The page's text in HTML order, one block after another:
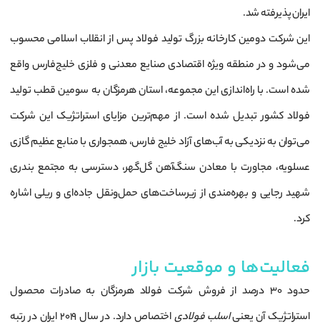
ایران پذیرفته شد.
این شرکت دومین کارخانه بزرگ تولید فولاد پس از انقلاب اسلامی محسوب
می‌شود و در منطقه ویژه اقتصادی صنایع معدنی و فلزی خلیج‌فارس واقع
شده است. با راه‌اندازی این مجموعه، استان هرمزگان به سومین قطب تولید
فولاد کشور تبدیل شده است. از مهم‌ترین مزایای استراتژیک این شرکت
می‌توان به نزدیکی به آب‌های آزاد خلیج فارس، همجواری با منابع عظیم گازی
عسلویه، مجاورت با معادن سنگ‌آهن گل‌گهر، دسترسی به مجتمع بندری
شهید رجایی و بهره‌مندی از زیرساخت‌های حمل‌ونقل جاده‌ای و ریلی اشاره
کرد.
فعالیت‌ها و موقعیت بازار
حدود ۳۰ درصد از فروش شرکت فولاد هرمزگان به صادرات محصول
استراتژیک آن یعنیاسلب فولادی
اختصاص دارد. در سال ۲۰۱۹ ایران در رتبه